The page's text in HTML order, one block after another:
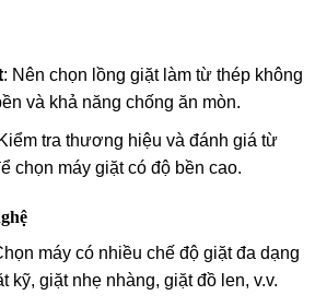
: Nên chọn lồng giặt làm từ thép không
và khả năng chống ăn mòn.
tra thương hiệu và đánh giá từ
chọn máy giặt có độ bền cao.
máy có nhiều chế độ giặt đa dạng
kỹ, giặt nhẹ nhàng, giặt đồ len, v.v.